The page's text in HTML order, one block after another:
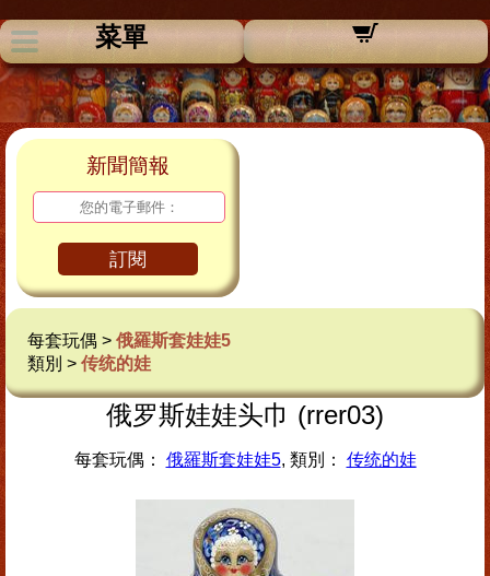
菜單
新聞簡報
訂閱
每套玩偶 > 俄羅斯套娃娃5
類別 > 传统的娃
俄罗斯娃娃头巾 (rrer03)
每套玩偶： 俄羅斯套娃娃5, 類別： 传统的娃